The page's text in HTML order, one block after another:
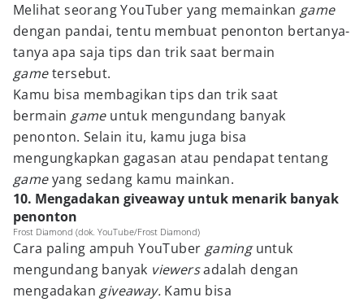
Melihat seorang YouTuber yang memainkan game
dengan pandai, tentu membuat penonton bertanya-
tanya apa saja tips dan trik saat bermain
gametersebut.
Kamu bisa membagikan tips dan trik saat
bermain game untuk mengundang banyak
penonton. Selain itu, kamu juga bisa
mengungkapkan gagasan atau pendapat tentang
gameyang sedang kamu mainkan.
10. Mengadakan giveaway untuk menarik banyak
penonton
Frost Diamond (dok. YouTube/Frost Diamond)
Cara paling ampuh YouTuber gaminguntuk
mengundang banyak viewersadalah dengan
mengadakan giveaway. Kamu bisa